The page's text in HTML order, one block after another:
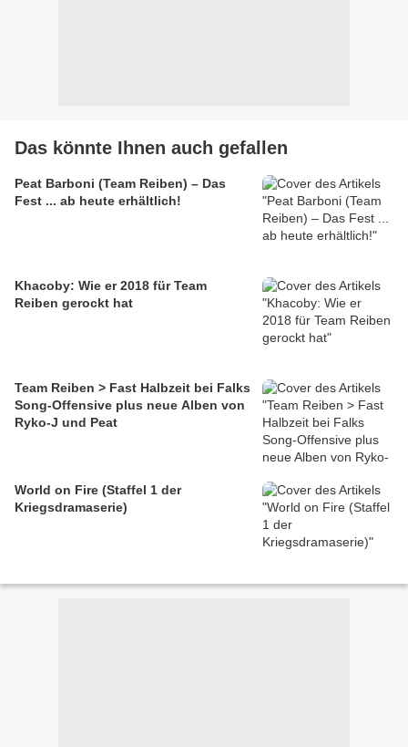
Das könnte Ihnen auch gefallen
Peat Barboni (Team Reiben) – Das
Fest ... ab heute erhältlich!
Khacoby: Wie er 2018 für Team
Reiben gerockt hat
Team Reiben > Fast Halbzeit bei Falks
Song-Offensive plus neue Alben von
Ryko-J und Peat
World on Fire (Staffel 1 der
Kriegsdramaserie)